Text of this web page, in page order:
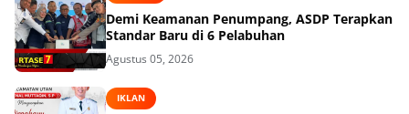
Demi Keamanan Penumpang, ASDP Terapkan
Standar Baru di 6 Pelabuhan
Agustus 05, 2026
IKLAN